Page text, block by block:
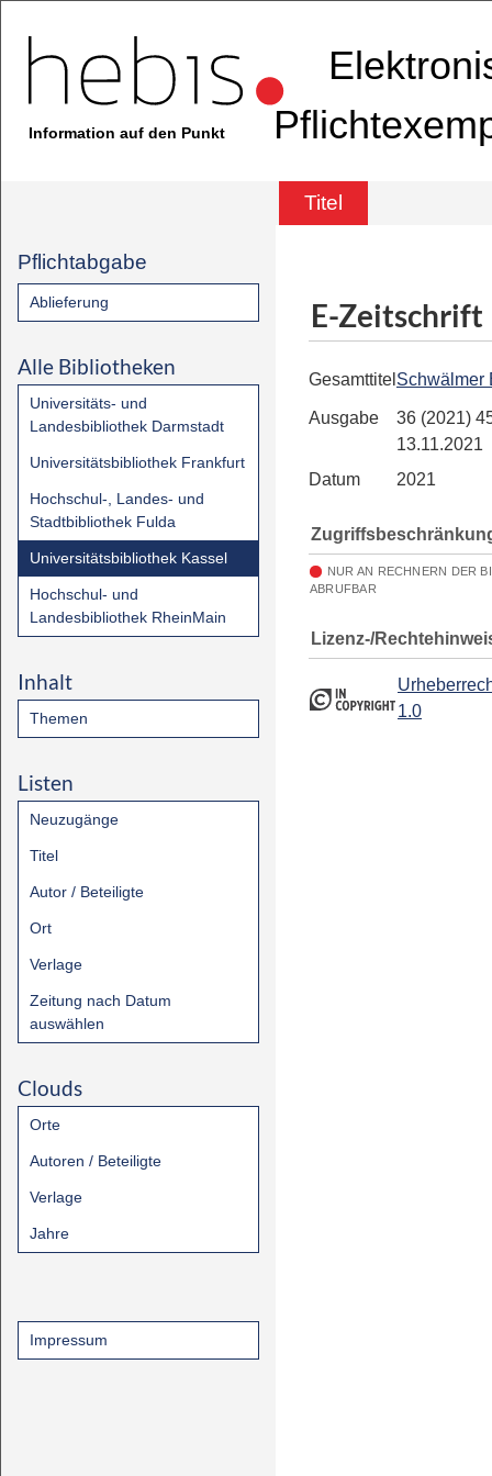
Information auf den Punkt
Titel
Pflichtabgabe
Ablieferung
Alle Bibliotheken
Universitäts- und
Landesbibliothek Darmstadt
Universitätsbibliothek Frankfurt
Hochschul-, Landes- und
Stadtbibliothek Fulda
Universitätsbibliothek Kassel
Hochschul- und
Landesbibliothek RheinMain
Inhalt
Themen
Listen
Neuzugänge
Titel
Autor / Beteiligte
Ort
Verlage
Zeitung nach Datum
auswählen
Clouds
Orte
Autoren / Beteiligte
Verlage
Jahre
Impressum
E-Zeitschrift
Gesamttitel Schwälmer
Ausgabe
36 (2021)
13.11.2021
Datum
2021
NUR AN RECHNERN DER
ABRUFBAR
Lizenz-/
1.0